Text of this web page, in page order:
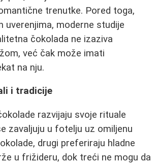
trenutke. Pored toga,
uverenjima, moderne studije
čokolada ne izaziva
već čak može imati
na nju.
i tradicije
razvijaju svoje rituale
zavaljuju u fotelju uz omiljenu
drugi preferiraju hladne
u frižideru, dok treći ne mogu da